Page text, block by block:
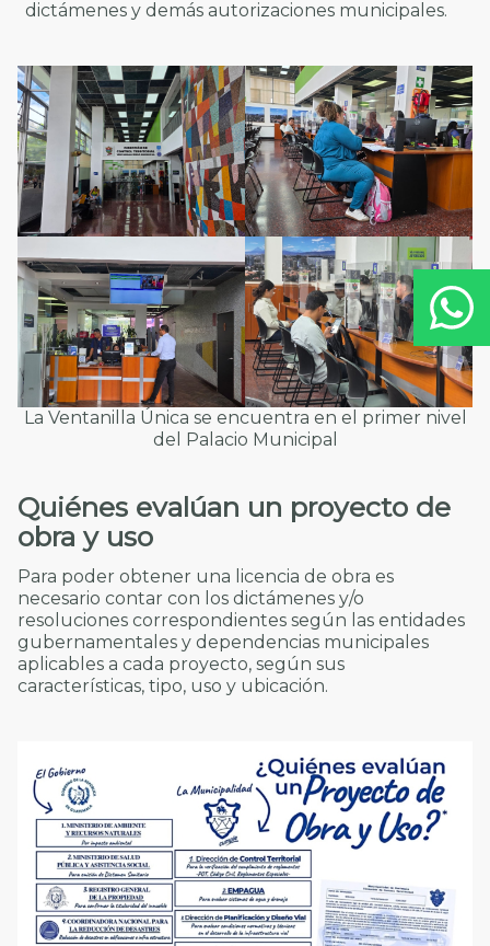
dictámenes y demás autorizaciones municipales.
La Ventanilla Única se encuentra en el primer nivel
del Palacio Municipal
Quiénes evalúan un proyecto de
obra y uso
Para poder obtener una licencia de obra es
necesario contar con los dictámenes y/o
resoluciones correspondientes según las entidades
gubernamentales y dependencias municipales
aplicables a cada proyecto, según sus
características, tipo, uso y ubicación.